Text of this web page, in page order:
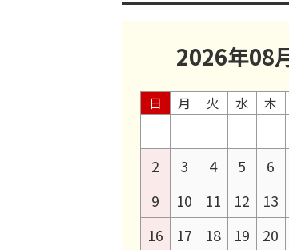
2026年08
日
月 火 水 木
2
3 4 5 6
9
10 11 12 13
16
17 18 19 20